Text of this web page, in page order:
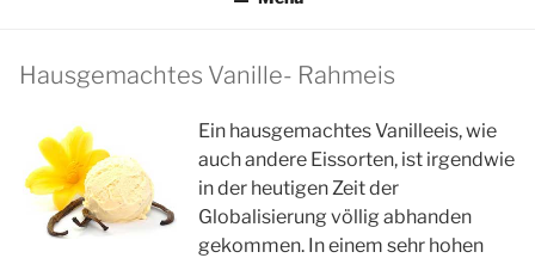
Hausgemachtes Vanille- Rahmeis
Ein hausgemachtes Vanilleeis, wie
auch andere Eissorten, ist irgendwie
in der heutigen Zeit der
Globalisierung völlig abhanden
gekommen. In einem sehr hohen